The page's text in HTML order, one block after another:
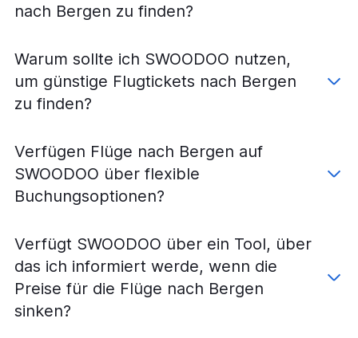
nach Bergen zu finden?
Warum sollte ich SWOODOO nutzen,
um günstige Flugtickets nach Bergen
zu finden?
Verfügen Flüge nach Bergen auf
SWOODOO über flexible
Buchungsoptionen?
Verfügt SWOODOO über ein Tool, über
das ich informiert werde, wenn die
Preise für die Flüge nach Bergen
sinken?